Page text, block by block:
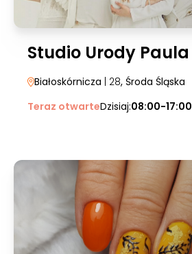
Studio Urody Paula
Białoskórnicza | 28, Środa Śląska
Teraz otwarteDzisiaj:08:00-17:00